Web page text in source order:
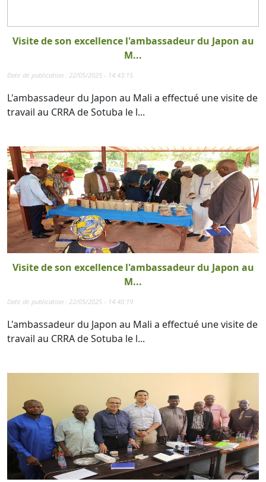
Visite de son excellence l'ambassadeur du Japon au
M...
Date de publication : 22/05/2025 - 14:43:15
L'ambassadeur du Japon au Mali a effectué une visite de
travail au CRRA de Sotuba le l...
Visite de son excellence l'ambassadeur du Japon au
M...
Date de publication : 22/05/2025 - 14:40:19
L'ambassadeur du Japon au Mali a effectué une visite de
travail au CRRA de Sotuba le l...